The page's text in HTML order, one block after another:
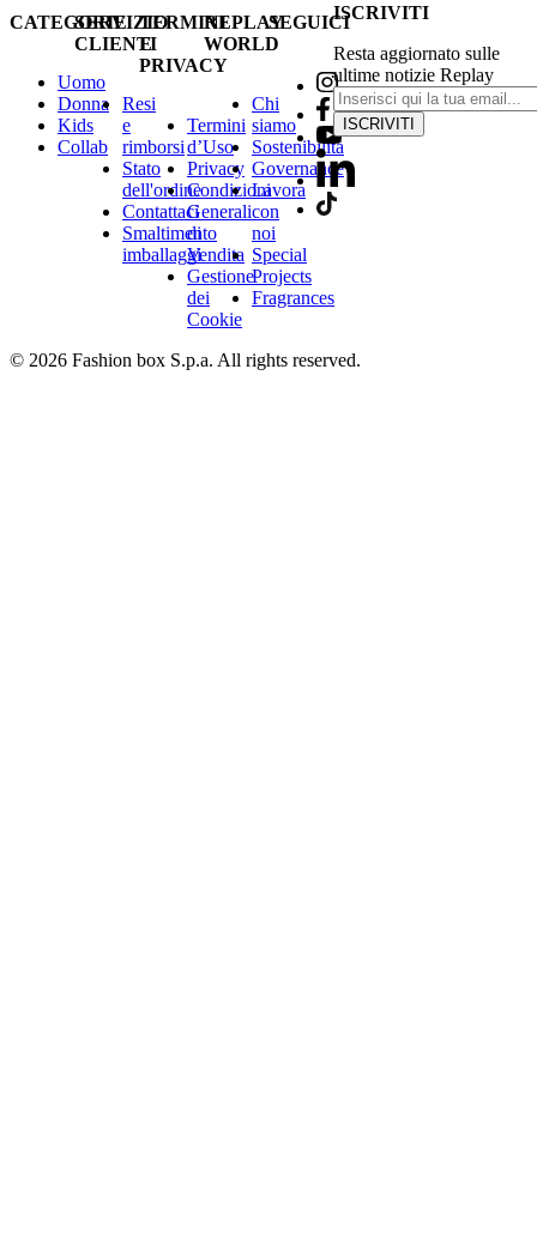
CATEGORIE
Uomo
Donna
Kids
Collab
SERVIZIO
CLIENTI
Resi
e
rimborsi
Stato
dell'ordine
Contattaci
Smaltimento
imballaggi
TERMINI
E
PRIVACY
Termini
d’Uso
Privacy
Condizioni
Generali
di
Vendita
Gestione
dei
Cookie
REPLAY
WORLD
Chi
siamo
Sostenibilità
Governance
Lavora
con
noi
Special
Projects
Fragrances
SEGUICIISCRIVITI
Resta aggiornato sulle
ultime notizie Replay
ISCRIVITI
© 2026 Fashion box S.p.a. All rights reserved.